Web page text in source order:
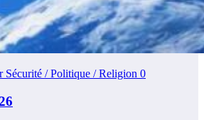
Sécurité / Politique / Religion 0